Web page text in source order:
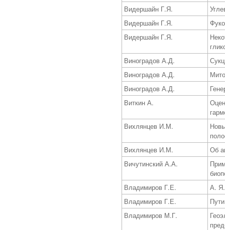
Видершайн Г.Я.
Видершайн Г.Я.
Видершайн Г.Я.
Виноградов А.Д.
Виноградов А.Д.
Виноградов А.Д.
Виткин А.
Вихлянцев И.М.
Вихлянцев И.М.
Об
Вичутинский А.А.
Владимиров Г.Е.
А. Я.
Владимиров Г.Е.
Владимиров М.Г.